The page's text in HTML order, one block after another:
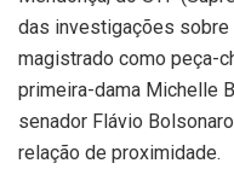
das investigações sobre
magistrado como peça-
primeira-dama Michelle
senador Flávio
relação de proximidade.